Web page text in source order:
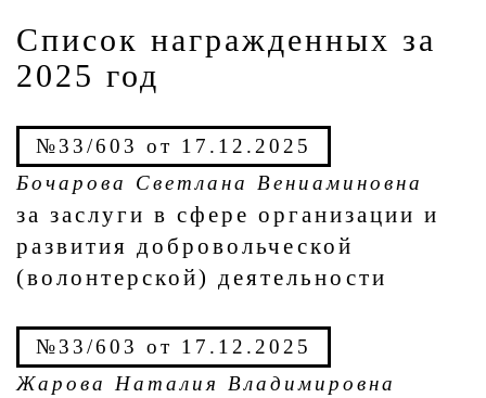
Список награжденных за
2025 год
№33/603 от 17.12.2025
Бочарова Светлана Вениаминовна
за заслуги в сфере организации и
развития добровольческой
(волонтерской) деятельности
№33/603 от 17.12.2025
Жарова Наталия Владимировна